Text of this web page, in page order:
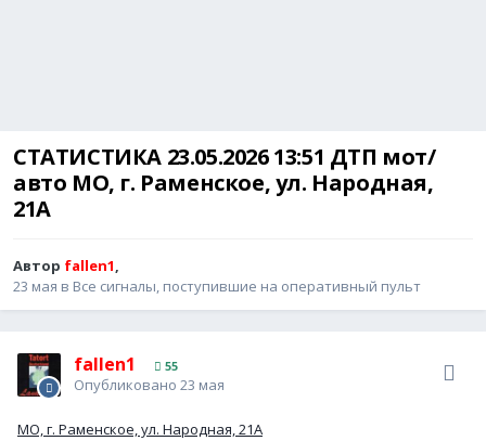
СТАТИСТИКА 23.05.2026 13:51 ДТП мот/
авто МО, г. Раменское, ул. Народная,
21А
Автор fallen1,
23 мая в Все сигналы, поступившие на оперативный пульт
fallen1 55
Опубликовано 23 мая
МО, г. Раменское, ул. Народная, 21А